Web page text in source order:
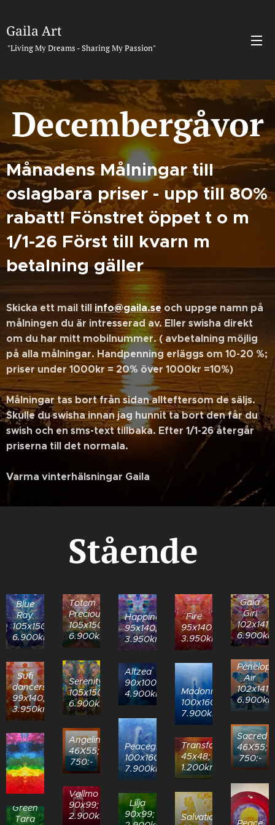
Gaila Art
"Living My Dreams - Sharing My Passion"
Decembergåvor
Månadens Målningar till
oslagbara priser - upp till 80%
rabatt! Fönstret öppet t o m
1/1-26 Först till kvarn m
betalning gäller
Skicka ett mail till info@gaila.seoch uppge namn på
målningen du är intresserad av. Eller swisha direkt
om du har mitt mobilnummer. ( avbetalning möjlig
på alla målningar. Handpenning erläggs om 10-20 %;
priser under 1000kr = 20% över 1000kr =10%)
Målningar tas bort från sidan allteftersom de säljs.
Skulle du swisha innan jag hunnit ta bort den får du
swish och en sms-text tillbaka. Efter 1/1-26 återgår
priserna till det normala.
Varma vinterhälsningar Gaila
Stående
Blue
Ray
105x150;
6.900kr
Totem
Precious
105x150;
6.900kr
Happiness
95x140;
3.950kr
Fire
95x140;
3.950kr
Gaia
Girl
102x141;
6.900kr
Air
102x141;
6.900kr
Serenity
105x150;
6.900kr
Sufi
dancers
99x140;
3.950kr
Altzea
90x100;
4.900kr
Madonna
100x160;
7.900kr
Peacegiver
100x160;
7.900kr
Sacred
46X55;
750:-
Angelina
46X55;
750:-
Transformation
45x48;
1.200kr
Vallmo
90x99;
2.900kr
Salvation
Lilja
90x99;
Green
Tara